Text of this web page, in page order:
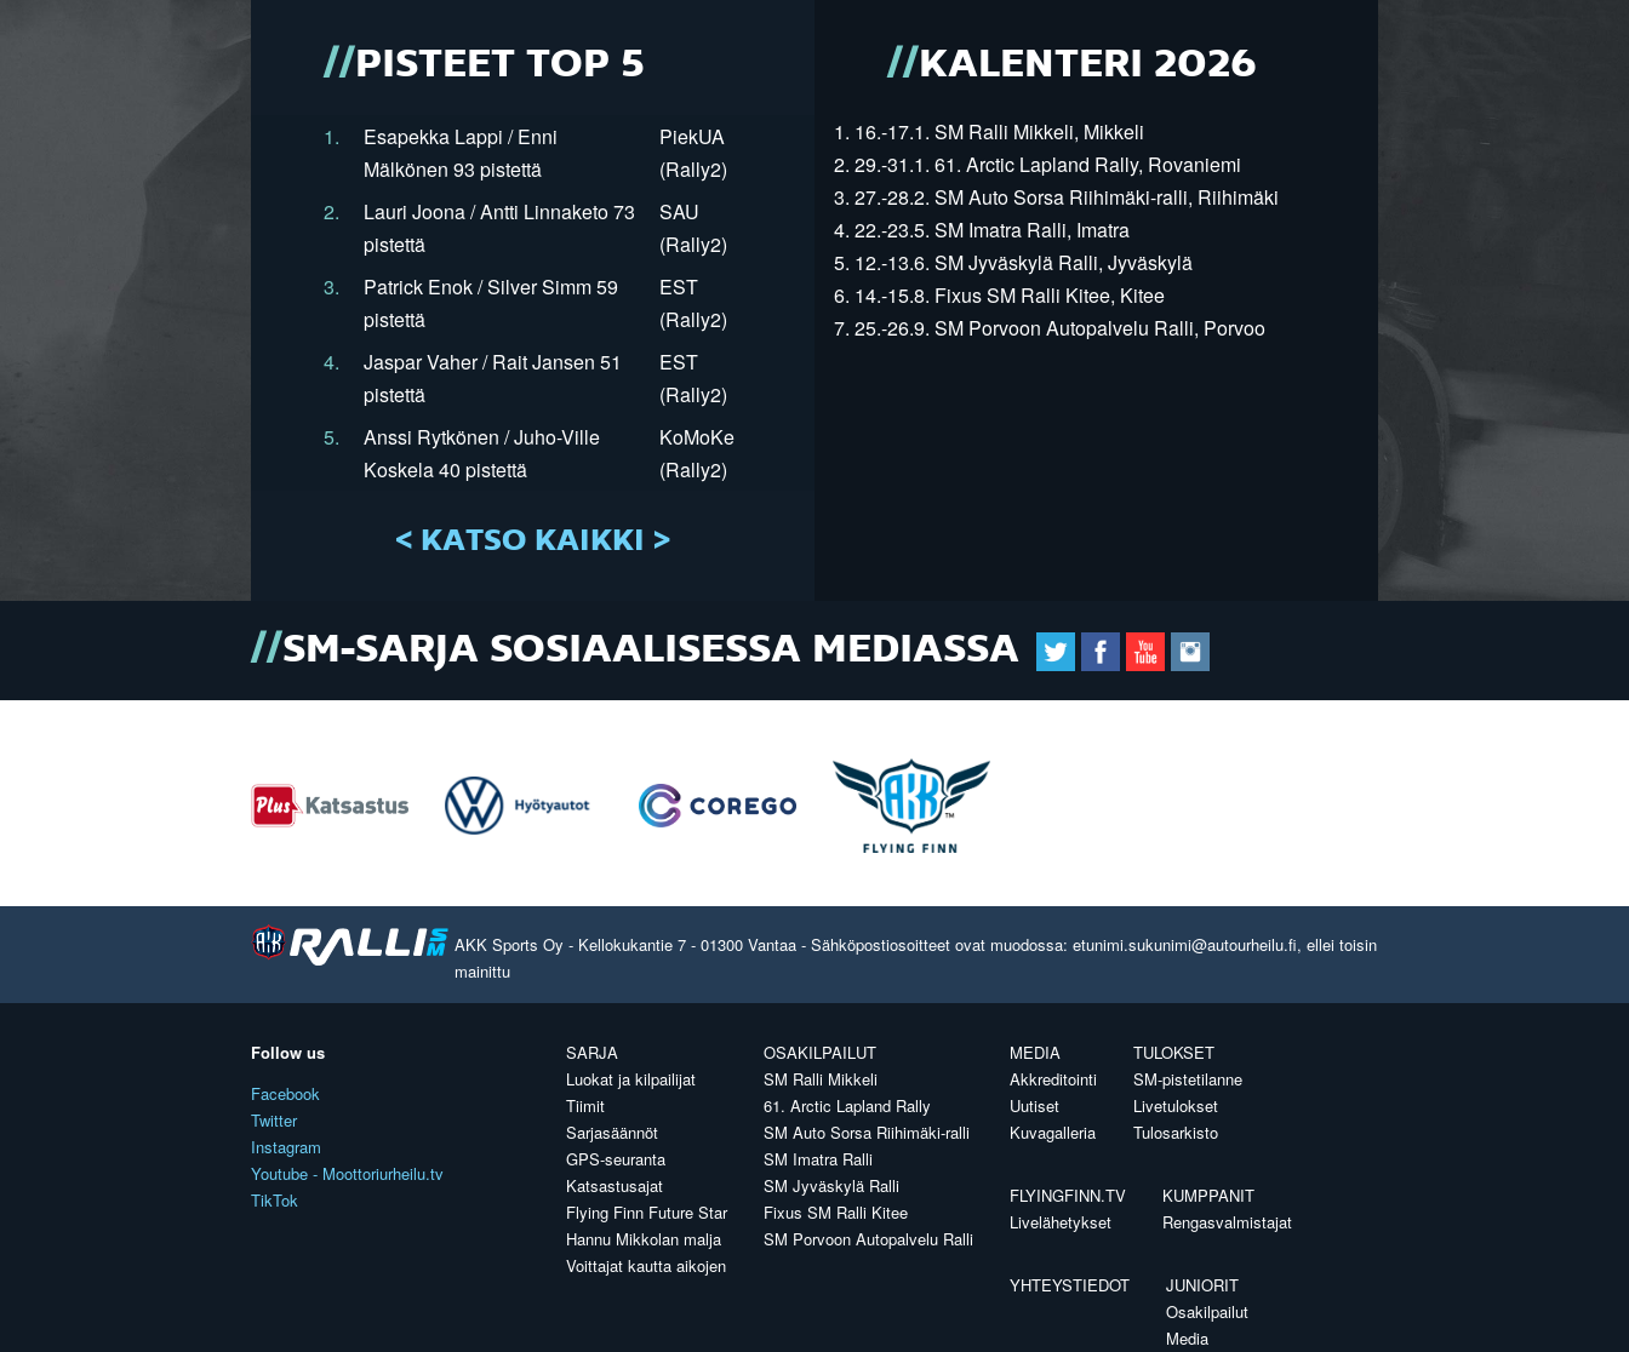
PISTEET TOP 5
1.
Esapekka Lappi / Enni
Mälkönen 93 pistettä
PiekUA
(Rally2)
2.
Lauri Joona / Antti Linnaketo 73
pistettä
SAU
(Rally2)
3.
Patrick Enok / Silver Simm 59
pistettä
EST
(Rally2)
4.
Jaspar Vaher / Rait Jansen 51
pistettä
EST
(Rally2)
5.
Anssi Rytkönen / Juho-Ville
Koskela 40 pistettä
KoMoKe
(Rally2)
< KATSO KAIKKI >
KALENTERI 2026
1. 16.-17.1. SM Ralli Mikkeli, Mikkeli
2. 29.-31.1. 61. Arctic Lapland Rally, Rovaniemi
3. 27.-28.2. SM Auto Sorsa Riihimäki-ralli, Riihimäki
4. 22.-23.5. SM Imatra Ralli, Imatra
5. 12.-13.6. SM Jyväskylä Ralli, Jyväskylä
6. 14.-15.8. Fixus SM Ralli Kitee, Kitee
7. 25.-26.9. SM Porvoon Autopalvelu Ralli, Porvoo
SM-SARJA SOSIAALISESSA MEDIASSA
AKK Sports Oy - Kellokukantie 7 - 01300 Vantaa - Sähköpostiosoitteet ovat muodossa: etunimi.sukunimi@autourheilu.fi, ellei toisin
mainittu
Follow us
Facebook
Twitter
Instagram
Youtube - Moottoriurheilu.tv
TikTok
SARJA
Luokat ja kilpailijat
Tiimit
Sarjasäännöt
GPS-seuranta
Katsastusajat
Flying Finn Future Star
Hannu Mikkolan malja
Voittajat kautta aikojen
OSAKILPAILUT
SM Ralli Mikkeli
61. Arctic Lapland Rally
SM Auto Sorsa Riihimäki-ralli
SM Imatra Ralli
SM Jyväskylä Ralli
Fixus SM Ralli Kitee
SM Porvoon Autopalvelu Ralli
MEDIA
Akkreditointi
Uutiset
Kuvagalleria
TULOKSET
SM-pistetilanne
Livetulokset
Tulosarkisto
FLYINGFINN.TV
Livelähetykset
KUMPPANIT
Rengasvalmistajat
YHTEYSTIEDOT
JUNIORIT
Osakilpailut
Media